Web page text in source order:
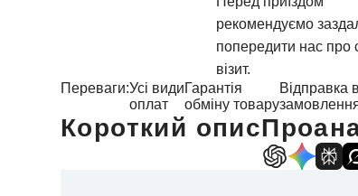
рекомендуємо
попередити нас про
візит.
Переваги:Усі види
оплат
Гарантія
обміну товару
Відправка
Короткий опис